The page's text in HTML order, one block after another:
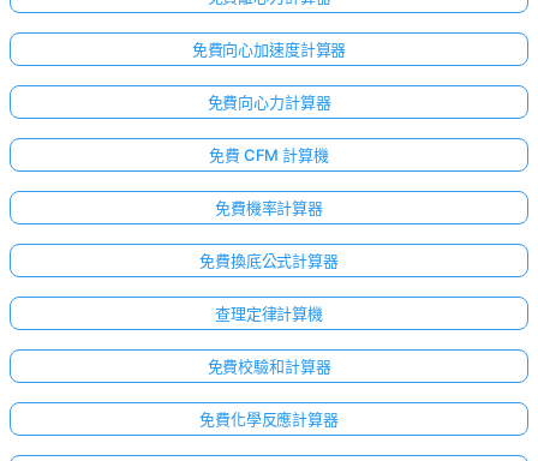
免費向心加速度計算器
免費向心力計算器
免費 CFM 計算機
免費機率計算器
免費換底公式計算器
查理定律計算機
免費校驗和計算器
免費化學反應計算器